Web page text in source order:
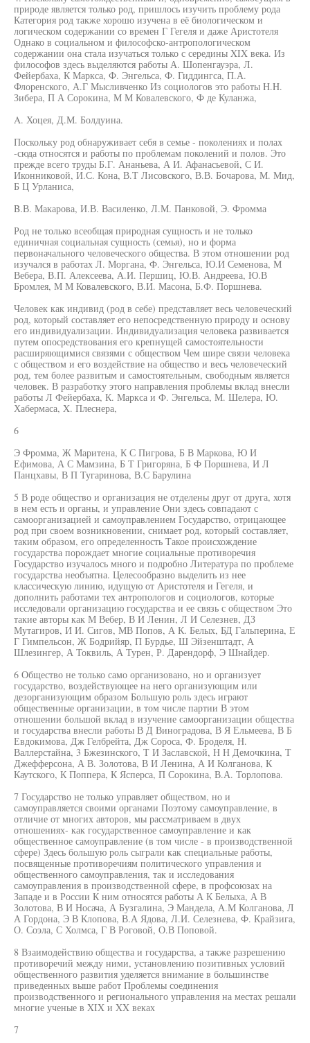
природе является только род, пришлось изучить проблему рода
Категория род также хорошо изучена в её биологическом и
логическом содержании со времен Г Гегеля и даже Аристотеля
Однако в социальном и философско-антропологическом
содержании она стала изучаться только с середины XIX века. Из
философов здесь выделяются работы А. Шопенгауэра, Л.
Фейербаха, К Маркса, Ф. Энгельса, Ф. Гиддингса, П.А.
Флоренского, А.Г Мысливченко Из социологов это работы H.H.
Зибера, П А Сорокина, М М Ковалевского, Ф де Куланжа,
A. Хоцея, Д.М. Болдуина.
Поскольку род обнаруживает себя в семье - поколениях и полах
-сюда относятся и работы по проблемам поколений и полов. Это
прежде всего труды Б.Г. Ананьева, А И. Афанасьевой, С И.
Иконниковой, И.С. Кона, В.Т Лисовского, В.В. Бочарова, М. Мид,
Б Ц Урланиса,
B.В. Макарова, И.В. Василенко, Л.М. Панковой, Э. Фромма
Род не только всеобщая природная сущность и не только
единичная социальная сущность (семья), но и форма
первоначального человеческого общества. В этом отношении род
изучался в работах Л. Моргана, Ф. Энгельса, Ю.И Семенова, М
Вебера, В.П. Алексеева, А.И. Першиц, Ю.В. Андреева, Ю.В
Бромлея, М М Ковалевского, В.И. Масона, Б.Ф. Поршнева.
Человек как индивид (род в себе) представляет весь человеческий
род, который составляет его непосредственную природу и основу
его индивидуализации. Индивидуализация человека развивается
путем опосредствования его крепнущей самостоятельности
расширяющимися связями с обществом Чем шире связи человека
с обществом и его воздействие на общество и весь человеческий
род, тем более развитым и самостоятельным, свободным является
человек. В разработку этого направления проблемы вклад внесли
работы Л Фейербаха, К. Маркса и Ф. Энгельса, М. Шелера, Ю.
Хабермаса, X. Плеснера,
6
Э Фромма, Ж Маритена, К С Пигрова, Б В Маркова, Ю И
Ефимова, А С Мамзина, Б Т Григоряна, Б Ф Поршнева, И Л
Панцхавы, В П Тугаринова, В.С Барулина
5 В роде общество и организация не отделены друг от друга, хотя
в нем есть и органы, и управление Они здесь совпадают с
самоорганизацией и самоуправлением Государство, отрицающее
род при своем возникновении, снимает род, который составляет,
таким образом, его определенность Такое происхождение
государства порождает многие социальные противоречия
Государство изучалось много и подробно Литература по проблеме
государства необъятна. Целесообразно выделить из нее
классическую линию, идущую от Аристотеля и Гегеля, и
дополнить работами тех антропологов и социологов, которые
исследовали организацию государства и ее связь с обществом Это
такие авторы как М Вебер, В И Ленин, Л И Селезнев, ДЗ
Мутагиров, И И. Сигов, МВ Попов, А К. Белых, БД Гальперина, Е
Г Гимпельсон, Ж Бодрийяр, П Бурдье, Ш Эйзенштадт, А
Шлезингер, А Токвиль, А Турен, Р. Дарендорф, Э Шнайдер.
6 Общество не только само организовано, но и организует
государство, воздействующее на него организующим или
дезорганизующим образом Большую роль здесь играют
общественные организации, в том числе партии В этом
отношении большой вклад в изучение самоорганизации общества
и государства внесли работы В Д Виноградова, В Я Ельмеева, В Б
Евдокимова, Дж Гелбрейта, Дж Сороса, Ф. Броделя, Н.
Валлерстайна, 3 Бжезинского, Т И Заславской, Н Н Демочкина, Т
Джефферсона, А В. Золотова, В И Ленина, А И Колганова, К
Каутского, К Поппера, К Ясперса, П Сорокина, В.А. Торлопова.
7 Государство не только управляет обществом, но и
самоуправляется своими органами Поэтому самоуправление, в
отличие от многих авторов, мы рассматриваем в двух
отношениях- как государственное самоуправление и как
общественное самоуправление (в том числе - в производственной
сфере) Здесь большую роль сыграли как специальные работы,
посвященные противоречиям политического управления и
общественного самоуправления, так и исследования
самоуправления в производственной сфере, в профсоюзах на
Западе и в России К ним относятся работы А К Белыха, А В
Золотова, В И Носача, А Бузгалина, Э Мандела, А.М Колганова, Л
А Гордона, Э В Клопова, В.А Ядова, Л.И. Селезнева, Ф. Крайзига,
О. Соэла, С Холмса, Г В Роговой, О.В Поповой.
8 Взаимодействию общества и государства, а также разрешению
противоречий между ними, установлению позитивных условий
общественного развития уделяется внимание в большинстве
приведенных выше работ Проблемы соединения
производственного и регионального управления на местах решали
многие ученые в XIX и XX веках
7